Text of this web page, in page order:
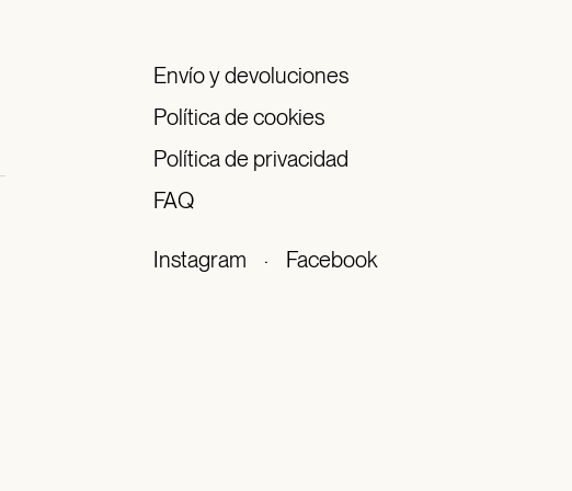
Envío y devoluciones
Política de cookies
Política de privacidad
FAQ
Instagram · Facebook